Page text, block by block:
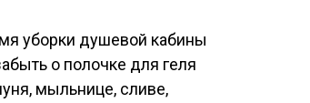
уборки душевой кабины
о полочке для геля
мыльнице, сливе,